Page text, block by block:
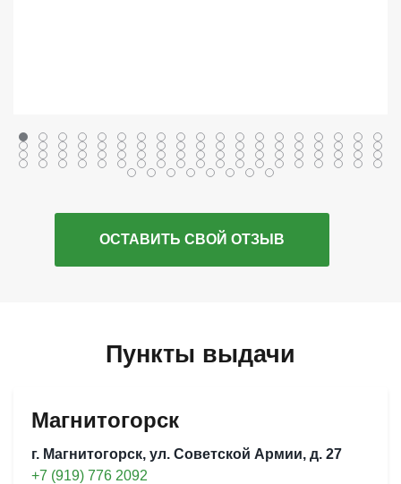
ОСТАВИТЬ СВОЙ ОТЗЫВ
Пункты выдачи
Магнитогорск
г. Магнитогорск, ул. Советской Армии, д. 27
+7 (919) 776 2092